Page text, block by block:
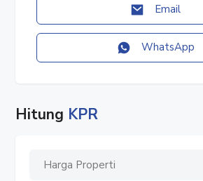
#RumahTangerang
#RumahFullFurnish
#RumahMewah
Email
WhatsApp
Hitung KPR